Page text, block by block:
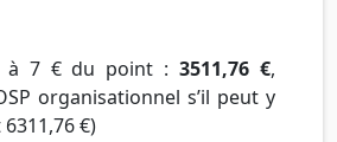
à 7 € du point :3511,76 €,
organisationnel s’il peut y
€)